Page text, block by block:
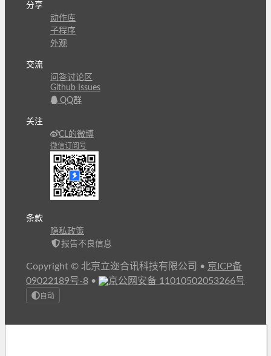
分享
动作库
子程序
外观
交流
问答讨论区
Github Issues
QQ群
关注
CL的微博
微信订阅号
条款
隐私政策
报告不良信息
Copyright © 北京立迩合讯科技有限公司 • 京ICP备
09022189号-8 • 京公网安备 11010502053266号
自动